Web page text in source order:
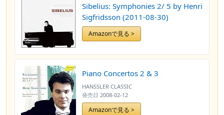
Sibelius: Symphonies 2/ 5 by Henri
Sigfridsson (2011-08-30)
Amazonで見る >
Piano Concertos 2 & 3
HANSSLER CLASSIC
発売日 2008-02-12
Amazonで見る >